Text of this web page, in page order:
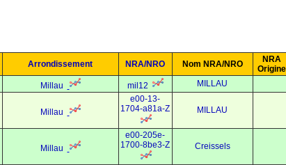
Arrondissement NRA/NRO Nom NRA/NRO
NRA
Origine
Millau mil12 MILLAU
Millau
e00-13-
1704-a81a-Z
MILLAU
Millau
e00-205e-
1700-8be3-Z
Creissels